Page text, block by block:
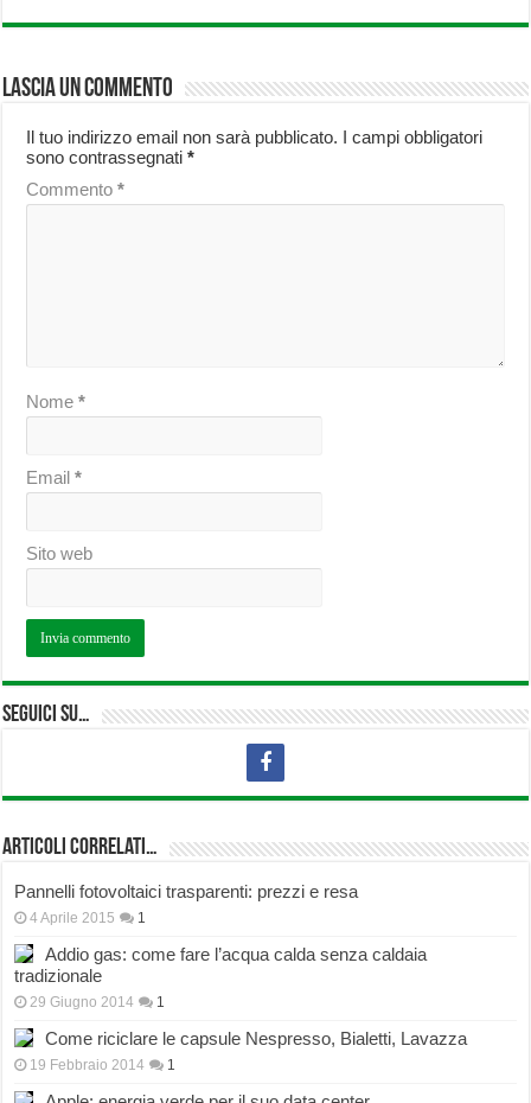
Lascia un commento
Il tuo indirizzo email non sarà pubblicato. I campi obbligatori
sono contrassegnati*
Commento*
Nome*
Email*
Sito web
Seguici su…
Articoli correlati…
Pannelli fotovoltaici trasparenti: prezzi e resa
4 Aprile 2015 1
Addio gas: come fare l’acqua calda senza caldaia
tradizionale
29 Giugno 2014 1
Come riciclare le capsule Nespresso, Bialetti, Lavazza
19 Febbraio 2014 1